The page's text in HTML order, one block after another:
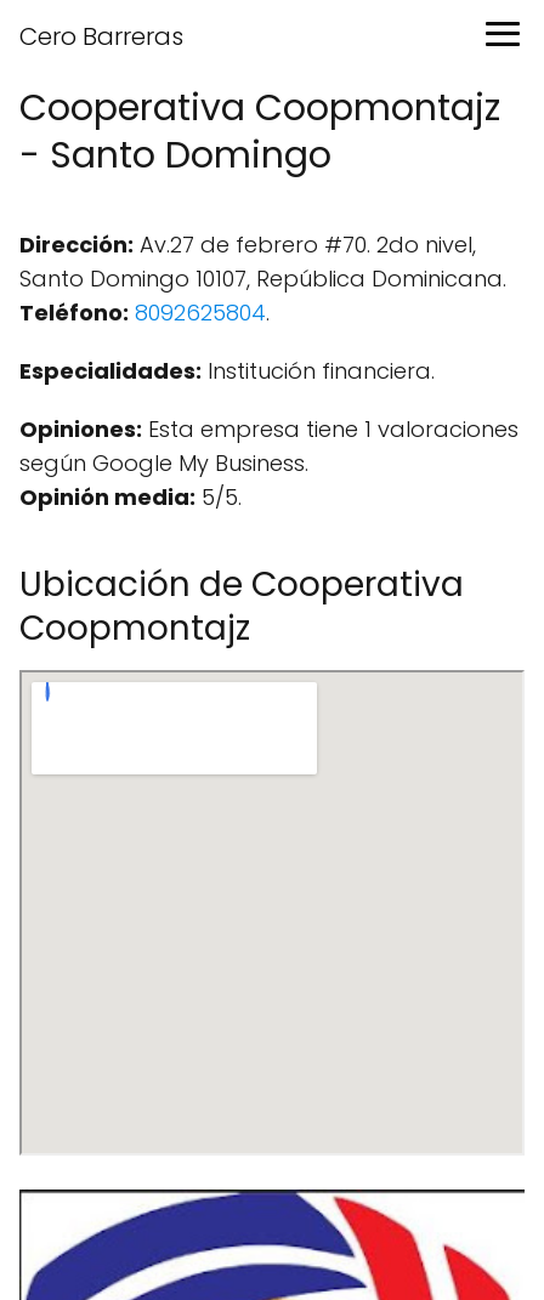
Cero Barreras
Cooperativa Coopmontajz
- Santo Domingo
Dirección: Av.27 de febrero #70. 2do nivel,
Santo Domingo 10107, República Dominicana.
Teléfono: 8092625804.
Especialidades: Institución financiera.
Opiniones: Esta empresa tiene 1 valoraciones
según Google My Business.
Opinión media: 5/5.
Ubicación de Cooperativa
Coopmontajz